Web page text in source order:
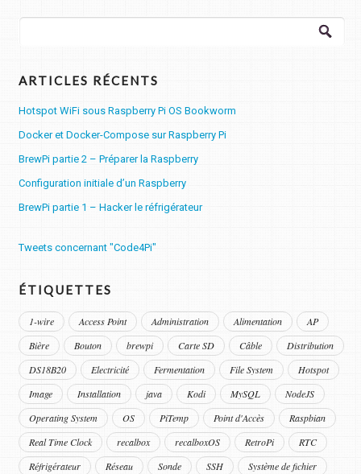
Rechercher :
ARTICLES RÉCENTS
Hotspot WiFi sous Raspberry Pi OS Bookworm
Docker et Docker-Compose sur Raspberry Pi
BrewPi partie 2 – Préparer la Raspberry
Configuration initiale d’un Raspberry
BrewPi partie 1 – Hacker le réfrigérateur
Tweets concernant "Code4Pi"
ÉTIQUETTES
1-wire Access Point Administration Alimentation
AP
Bière
Bouton brewpi Carte SD Câble
Distribution
DS18B20
Electricité Fermentation File System
Hotspot
Image
Installation java Kodi MySQL
NodeJS
Operating System
OS PiTemp Point d'Accès
Raspbian
Real Time Clock
recalbox recalboxOS RetroPi
RTC
Réfrigérateur
Réseau Sonde SSH
Système de fichier